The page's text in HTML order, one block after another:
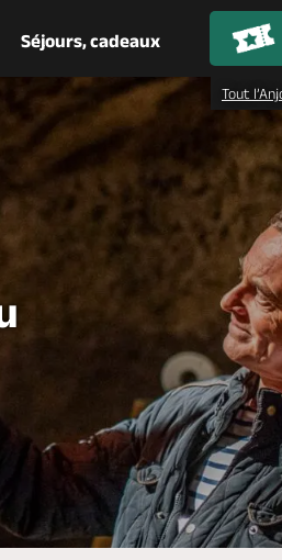
Séjours, cadeaux
Tout